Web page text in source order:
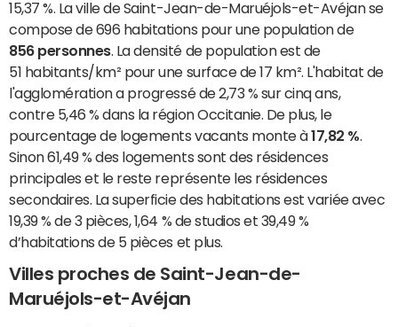
15,37 %. La ville de Saint-Jean-de-Maruéjols-et-Avéjan se
compose de 696 habitations pour une population de
856 personnes. La densité de population est de
51 habitants/km² pour une surface de 17 km². L'habitat de
l'agglomération a progressé de 2,73 % sur cinq ans,
contre 5,46 % dans la région Occitanie. De plus, le
pourcentage de logements vacants monte à17,82 %
Sinon 61,49 % des logements sont des résidences
principales et le reste représente les résidences
secondaires. La superficie des habitations est variée avec
19,39 % de 3 pièces, 1,64 % de studios et 39,49 %
d’habitations de 5 pièces et plus.
Villes proches de Saint-Jean-de-
Maruéjols-et-Avéjan